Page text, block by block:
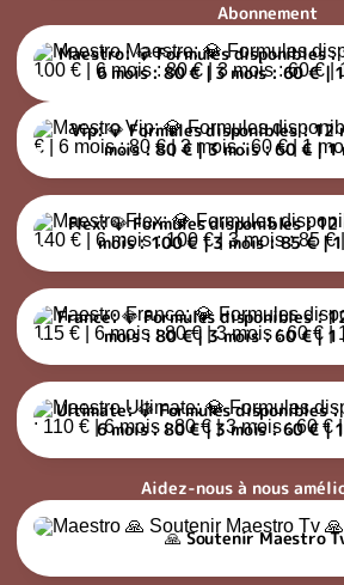
Abonnement
Maestro: 💎 Formules disponibles : 12
Maestro: 💎 Formules disponibles
6 mois : 80 € | 3 mois : 60 € |
Vip: 💎 Formules disponibles : 12 mois
Vip: 💎 Formules disponibles : 12
mois : 80 € | 3 mois : 60 € | 1
Flex: 💎 Formules disponibles : 12
Flex: 💎 Formules disponibles :
mois : 100 € | 3 mois : 85 € |
France: 💎 Formules disponibles : 12
France: 💎 Formules disponibles :
mois : 80 € | 3 mois : 60 € | 1
Ultimate: 💎 Formules disponibles : 12
Ultimate: 💎 Formules disponibles
6 mois : 80 € | 3 mois : 60 € |
Aidez-nous à nous
🙏 Soutenir Maestro Tv 🙏
🙏 Soutenir Maestro